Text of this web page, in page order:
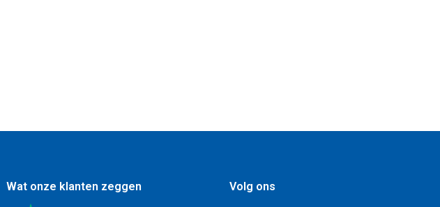
Wat onze klanten zeggen Volg ons